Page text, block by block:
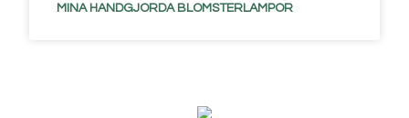
MINA HANDGJORDA BLOMSTERLAMPOR